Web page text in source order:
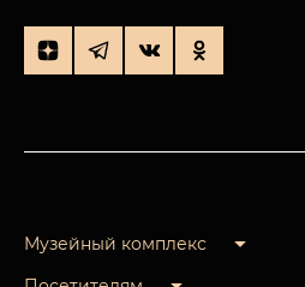
Музейный комплекс